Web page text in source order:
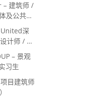
– 建筑师 /
及公共关
深
计师 / 室
– 景观
习生
目建筑师